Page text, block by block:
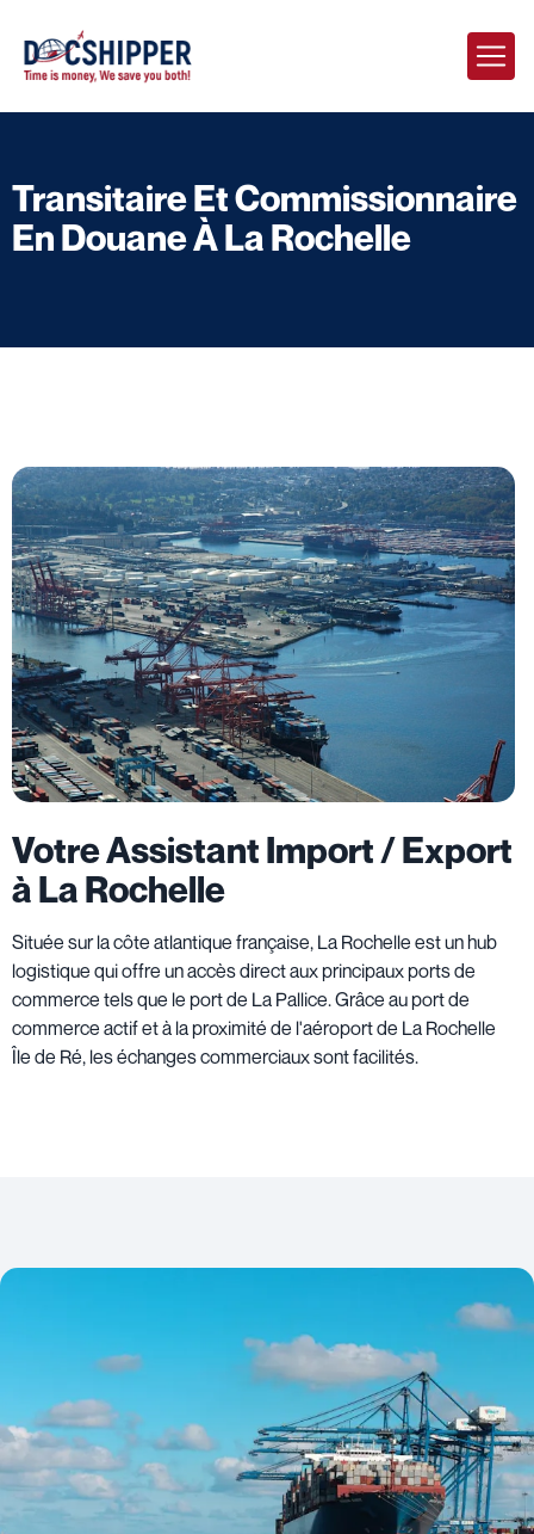
Transitaire Et Commissionnaire
En Douane À La Rochelle
Votre Assistant Import / Export
à La Rochelle
Située sur la côte atlantique française, La Rochelle est un hub
logistique qui offre un accès direct aux principaux ports de
commerce tels que le port de La Pallice. Grâce au port de
commerce actif et à la proximité de l'aéroport de La Rochelle
Île de Ré, les échanges commerciaux sont facilités.